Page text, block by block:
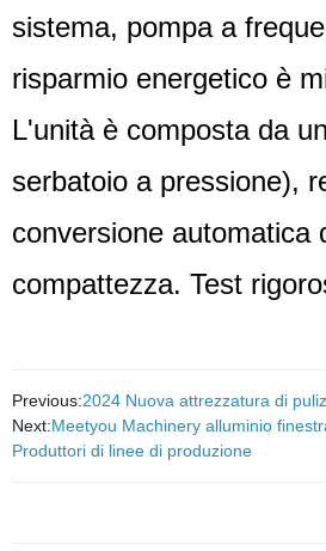
sistema, pompa a
risparmio energetico è
L'unità è composta da
serbatoio a pressione),
conversione automatica
compattezza. Test
Previous:2024 Nuova attrezzatura di
Next:Meetyou Machinery alluminio
Produttori di linee di produzione